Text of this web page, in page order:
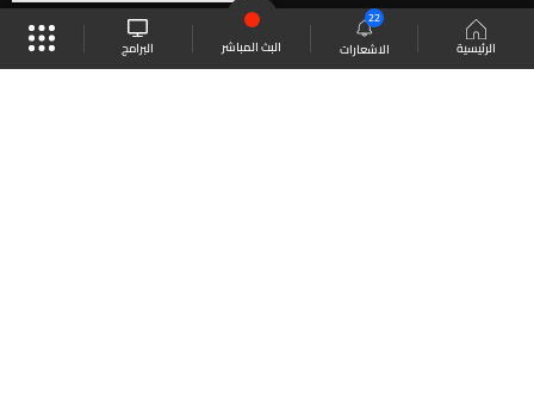
الرئيسية الاشعارات
22
البث المباشر البرامج
موقع البرامج الجدول البث المباشر